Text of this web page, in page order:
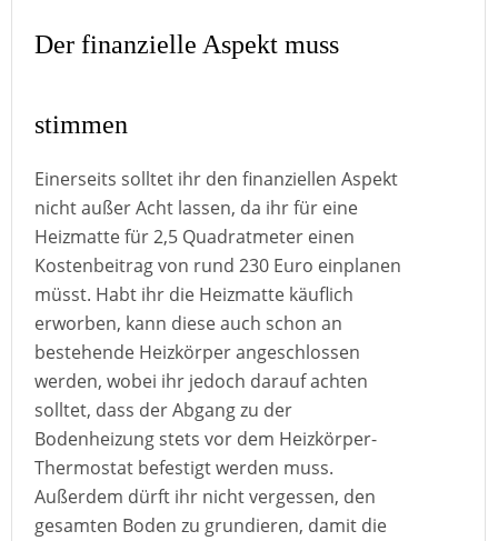
Der finanzielle Aspekt muss
stimmen
Einerseits solltet ihr den finanziellen Aspekt
nicht außer Acht lassen, da ihr für eine
Heizmatte für 2,5 Quadratmeter einen
Kostenbeitrag von rund 230 Euro einplanen
müsst. Habt ihr die Heizmatte käuflich
erworben, kann diese auch schon an
bestehende Heizkörper angeschlossen
werden, wobei ihr jedoch darauf achten
solltet, dass der Abgang zu der
Bodenheizung stets vor dem Heizkörper-
Thermostat befestigt werden muss.
Außerdem dürft ihr nicht vergessen, den
gesamten Boden zu grundieren, damit die